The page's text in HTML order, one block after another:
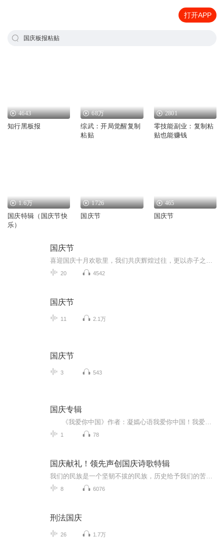
打开APP
国庆板报粘贴
4643
知行黑板报
68万
综武：开局觉醒复制
粘贴
2801
零技能副业：复制粘
贴也能赚钱
1.6万
国庆特辑（国庆节快
乐）
1726
国庆节
465
国庆节
国庆节
20 4542
国庆节
11 2.1万
国庆节
3 543
国庆专辑
1 78
国庆献礼！领先声创国庆诗歌特辑
8 6076
刑法国庆
26 1.7万